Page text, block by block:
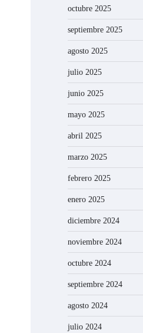
octubre 2025
septiembre 2025
agosto 2025
julio 2025
junio 2025
mayo 2025
abril 2025
marzo 2025
febrero 2025
enero 2025
diciembre 2024
noviembre 2024
octubre 2024
septiembre 2024
agosto 2024
julio 2024